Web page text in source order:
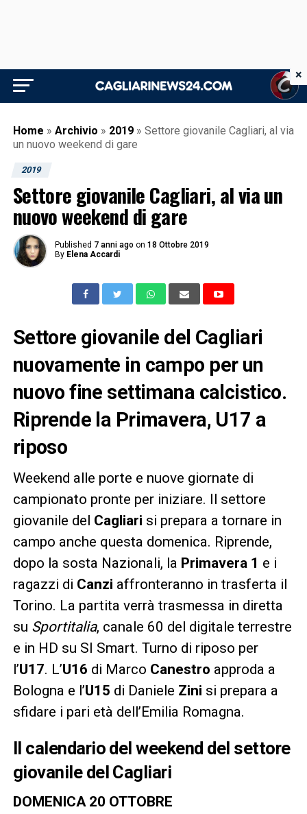
Home » Archivio » 2019 » Settore giovanile Cagliari, al via
un nuovo weekend di gare
2019
Settore giovanile Cagliari, al via un
nuovo weekend di gare
Published 7 anni ago on 18 Ottobre 2019
By Elena Accardi
Settore giovanile del Cagliari
nuovamente in campo per un
nuovo fine settimana calcistico.
Riprende la Primavera, U17 a
riposo
Weekend alle porte e nuove giornate di
campionato pronte per iniziare. Il settore
giovanile del Cagliari si prepara a tornare in
campo anche questa domenica. Riprende,
dopo la sosta Nazionali, la Primavera 1 e i
ragazzi di Canzi affronteranno in trasferta il
Torino. La partita verrà trasmessa in diretta
su Sportitalia, canale 60 del digitale terrestre
e in HD su SI Smart. Turno di riposo per
l’U17. L’U16 di Marco Canestro approda a
Bologna e l’U15 di Daniele Zini si prepara a
sfidare i pari età dell’Emilia Romagna.
Il calendario del weekend del settore
giovanile del Cagliari
DOMENICA 20 OTTOBRE
×